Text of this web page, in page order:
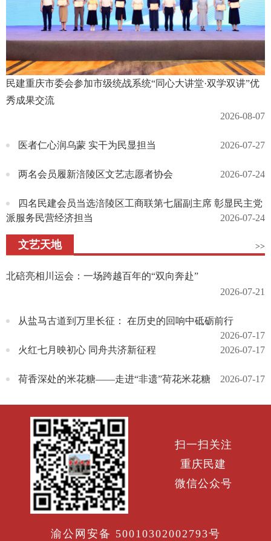
民建重庆市委会参加市级统战系统“同心大讲堂·双学双讲”优
秀成果交流
2026-08-07
医者仁心润乌蒙 实干为民显担当 2026-07-27
两名会员履新涪陵区文艺志愿者协会 2026-07-24
四名民建会员当选涪陵区工商联第七届副主席 彰显民主党
派服务民营经济担当
2026-07-24
文艺天地 >>
北碚亮相川运会：一场跨越百年的“双向奔赴”
2026-07-21
从盐马古道到万里长征： 在历史的回响中砥砺前行
2026-07-17
火红七月映初心 同舟共济新征程
2026-07-17
荷香深处的米花糖——走进“非遗”荷花米花糖 2026-07-17
扫一扫关注
重庆民建
微信公众号
渝公网安备 50010302002793号